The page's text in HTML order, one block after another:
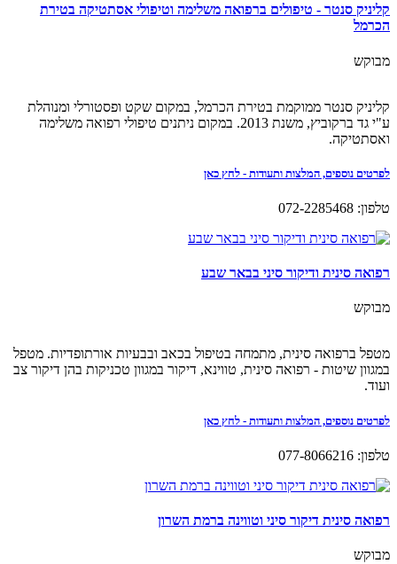
קליניק סנטר - טיפולים ברפואה משלימה וטיפולי אסתטיקה בטירת
הכרמל
מבוקש
קליניק סנטר ממוקמת בטירת הכרמל, במקום שקט ופסטורלי ומנוהלת
ע"י גד ברקוביץ, משנת 2013. במקום ניתנים טיפולי רפואה משלימה
ואסתטיקה.
לפרטים נוספים, המלצות ותעודות - לחץ כאן
טלפון: 072-2285468
רפואה סינית ודיקור סיני בבאר שבע
מבוקש
מטפל ברפואה סינית, מתמחה בטיפול בכאב ובבעיות אורתופדיות. מטפל
במגוון שיטות - רפואה סינית, טווינא, דיקור במגוון טכניקות בהן דיקור צב
ועוד.
לפרטים נוספים, המלצות ותעודות - לחץ כאן
טלפון: 077-8066216
רפואה סינית דיקור סיני וטווינה ברמת השרון
מבוקש